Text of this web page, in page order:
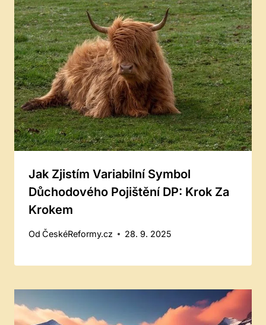
Jak Zjistím Variabilní Symbol
Důchodového Pojištění DP: Krok Za
Krokem
Od ČeskéReformy.cz 28. 9. 2025